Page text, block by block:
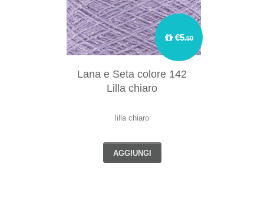
€5.50
Lana e Seta colore 142
Lilla chiaro
lilla chiaro
AGGIUNGI